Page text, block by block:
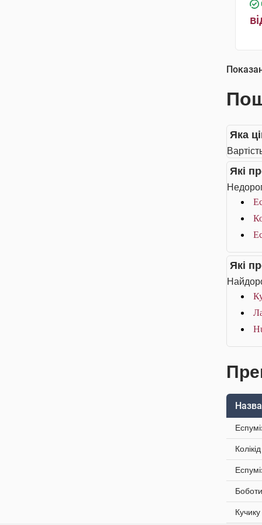
Яка
Які
Які
Назва